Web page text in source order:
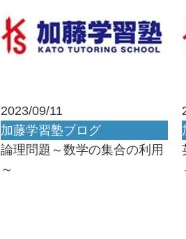
2023/09/11
加藤学習塾ブログ
論理問題～数学の集合の利用
～